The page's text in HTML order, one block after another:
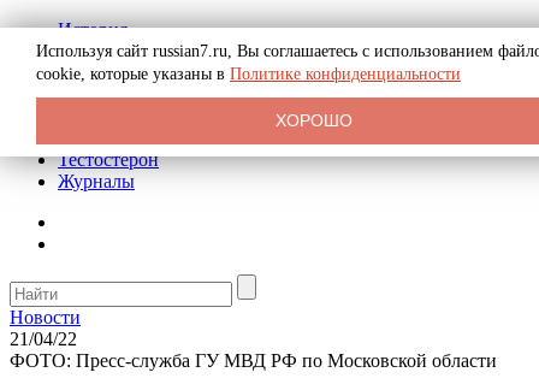
История
Биография
Криминал
Реклама на сайте
Тестостерон
Журналы
Новости
21/04/22
ФОТО: Пресс-служба ГУ МВД РФ по Московской области
Используя сайт russian7.ru, Вы соглашаетесь с использованием
cookie, которые указаны в Политике конфиденциальности
ХОРОШО